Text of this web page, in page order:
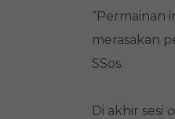
“Permainan
merasakan
SSos.
Di akhir sesi